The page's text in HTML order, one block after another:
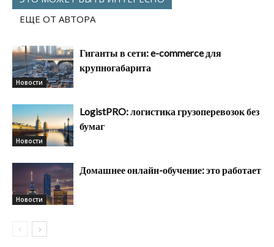
ЕЩЕ ОТ АВТОРА
Новости
Гиганты в сети: e-commerce для
крупногабарита
Новости
LogistPRO: логистика грузоперевозок без
бумаг
Новости
Домашнее онлайн-обучение: это работает